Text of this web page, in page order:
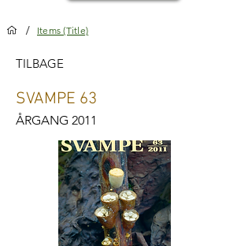
/ Items (Title)
TILBAGE
SVAMPE 63
ÅRGANG 2011